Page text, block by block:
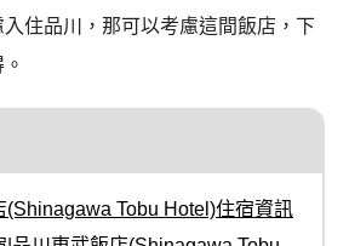
住品川，那可以考慮這間飯店，下
(Shinagawa Tobu Hotel)住宿資訊